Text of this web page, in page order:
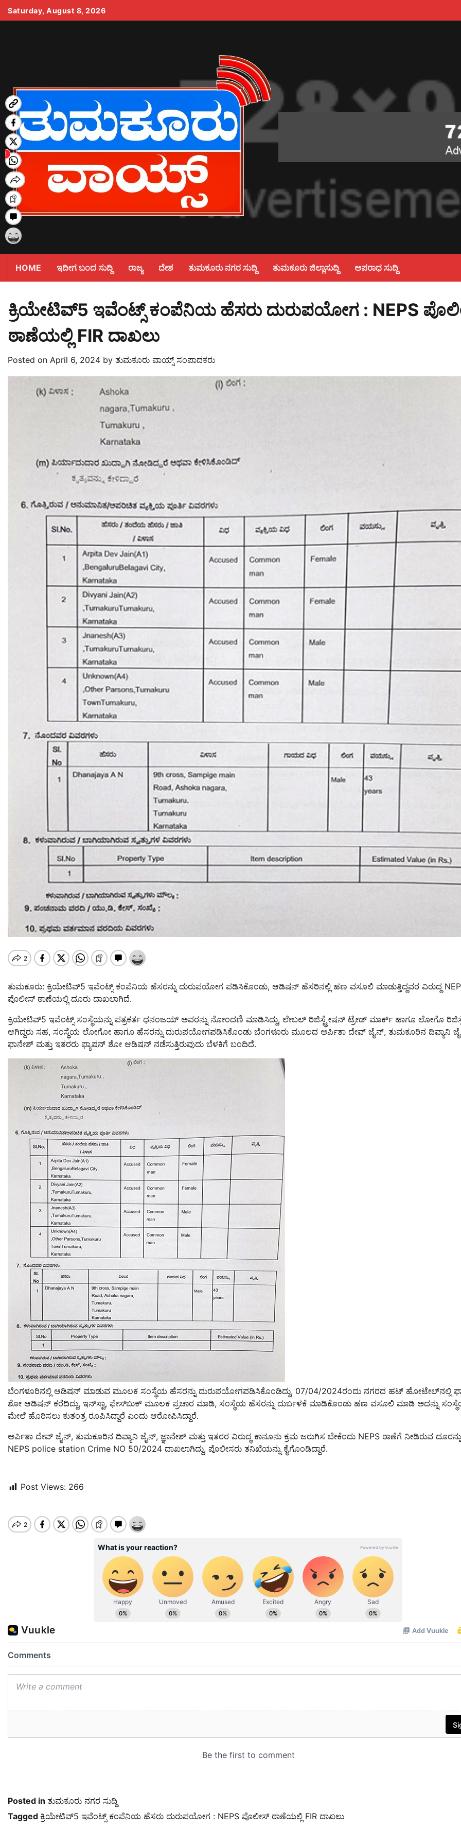
Skip
to
Saturday, August 8, 2026
HOME ಇದೀಗ ಬಂದ ಸುದ್ದಿ ರಾಜ್ಯ ದೇಶ ತುಮಕೂರು ನಗರ ಸುದ್ದಿ ತುಮಕೂರು ಜಿಲ್ಲಾಸುದ್ದಿ ಅಪರಾಧ ಸುದ್ದಿ
ಕ್ರಿಯೇಟಿವ್5 ಇವೆಂಟ್ಸ್ ಕಂಪೆನಿಯ ಹೆಸರು ದುರುಪಯೋಗ : NEPS
ಠಾಣೆಯಲ್ಲಿ FIR ದಾಖಲು
Posted on April 6, 2024 by ತುಮಕೂರು ವಾಯ್ಸ್ ಸಂಪಾದಕರು
ತುಮಕೂರು: ಕ್ರಿಯೇಟಿವ್5 ಇವೆಂಟ್ಸ್ ಕಂಪೆನಿಯ ಹೆಸರನ್ನು ದುರುಪಯೋಗ ಪಡಿಸಿಕೊಂಡು, ಆಡಿಷನ್ ಹೆಸರಿನಲ್ಲಿ ಹಣ ವಸೂಲಿ ಮಾಡುತ್ತಿದ್ದವರ ವಿರುದ್ದ
ಪೊಲೀಸ್ ಠಾಣೆಯಲ್ಲಿ ದೂರು ದಾಖಲಾಗಿದೆ.
ಕ್ರಿಯೇಟಿವ್5 ಇವೆಂಟ್ಸ್ ಸಂಸ್ಥೆಯನ್ನು ಪತ್ರಕರ್ತ ಧನಂಜಯ್ ಅವರನ್ನು ನೋಂದಣಿ ಮಾಡಿಸಿದ್ದು, ಲೇಬಲ್ ರಿಜಿಸ್ಟ್ರೇಷನ್ ಟ್ರೇಡ್ ಮಾರ್ಕ್ ಹಾಗೂ ಲೋಗೊ
ಆಗಿದ್ದರು ಸಹ, ಸಂಸ್ಥೆಯ ಲೋಗೋ ಹಾಗೂ ಹೆಸರನ್ನು ದುರುಪಯೋಗಪಡಿಸಿಕೊಂಡು ಬೆಂಗಳೂರು ಮೂಲದ ಅರ್ಪಿತಾ ದೇವ್ ಜೈನ್, ತುಮಕೂರಿನ ದಿವ್ಯಾನಿ
ಫಾನೇಶ್ ಮತ್ತು ಇತರರು ಫ್ಯಾಷನ್ ಶೋ ಆಡಿಷನ್ ನಡೆಸುತ್ತಿರುವುದು ಬೆಳಕಿಗೆ ಬಂದಿದೆ.
ಬೆಂಗಳೂರಿನಲ್ಲಿ ಆಡಿಷನ್ ಮಾಡುವ ಮೂಲಕ ಸಂಸ್ಥೆಯ ಹೆಸರನ್ನು ದುರುಪಯೋಗಪಡಿಸಿಕೊಂಡಿದ್ದು, 07/04/2024ರಂದು ನಗರದ ಹಟ್ ಹೋಟೇಲ್‌ನಲ್ಲಿ
ಶೋ ಆಡಿಷನ್ ಕರೆದಿದ್ದು, ಇನ್‌ಸ್ಟಾ, ಫೇಸ್‌ಬುಕ್ ಮೂಲಕ ಪ್ರಚಾರ ಮಾಡಿ, ಸಂಸ್ಥೆಯ ಹೆಸರನ್ನು ದುರ್ಬಳಕೆ ಮಾಡಿಕೊಂಡು ಹಣ ವಸೂಲಿ ಮಾಡಿ ಅದನ್ನು
ಮೇಲೆ ಹೊರಿಸಲು ಕುತಂತ್ರ ರೂಪಿಸಿದ್ದಾರೆ ಎಂದು ಆರೋಪಿಸಿದ್ದಾರೆ.
ಅರ್ಪಿತಾ ದೇವ್ ಜೈನ್, ತುಮಕೂರಿನ ದಿವ್ಯಾನಿ ಜೈನ್, ಜ್ಞಾನೇಶ್ ಮತ್ತು ಇತರರ ವಿರುದ್ಧ ಕಾನೂನು ಕ್ರಮ ಜರುಗಿಸ ಬೇಕೆಂದು NEPS ಠಾಣೆಗೆ ನೀಡಿರುವ
NEPS police station Crime NO 50/2024 ದಾಖಲಾಗಿದ್ದು, ಪೊಲೀಸರು ತನಿಖೆಯನ್ನು ಕೈಗೊಂಡಿದ್ದಾರೆ.
Post Views: 266
Posted in ತುಮಕೂರು ನಗರ ಸುದ್ದಿ
Tagged ಕ್ರಿಯೇಟಿವ್5 ಇವೆಂಟ್ಸ್ ಕಂಪೆನಿಯ ಹೆಸರು ದುರುಪಯೋಗ : NEPS ಪೊಲೀಸ್ ಠಾಣೆಯಲ್ಲಿ FIR ದಾಖಲು